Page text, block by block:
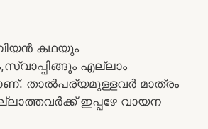
കഥയും
എല്ലാം
താല്‍പര്യമുള്ളവര്‍ മാത്രം
ഇപ്പഴേ വായന